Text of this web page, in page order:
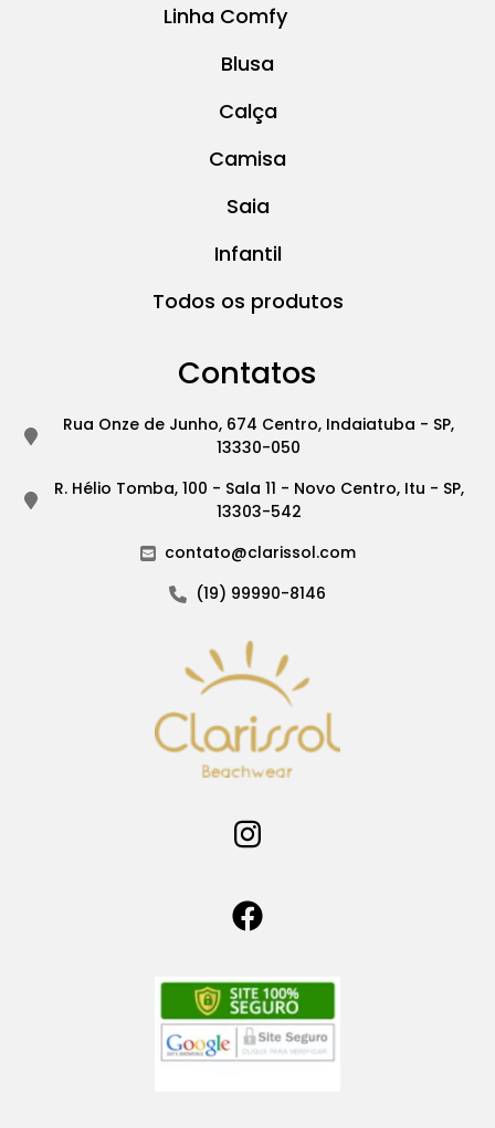
Linha Comfy
Blusa
Calça
Camisa
Saia
Infantil
Todos os produtos
Contatos
Rua Onze de Junho, 674 Centro, Indaiatuba - SP,
13330-050
R. Hélio Tomba, 100 - Sala 11 - Novo Centro, Itu - SP,
13303-542
contato@clarissol.com
(19) 99990-8146